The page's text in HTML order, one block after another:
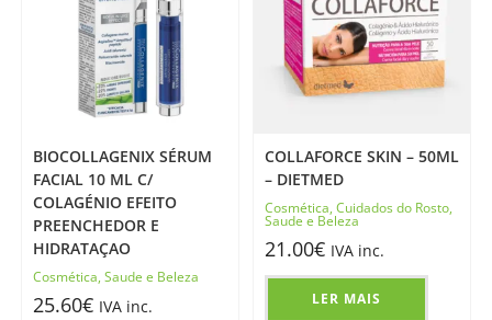
BIOCOLLAGENIX SÉRUM
FACIAL 10 ML C/
COLAGÉNIO EFEITO
PREENCHEDOR E
HIDRATAÇAO
Cosmética, Saude e Beleza
25.60€ IVA inc.
COLLAFORCE SKIN – 50ML
– DIETMED
Cosmética,Cuidados do Rosto,
Saude e Beleza
21.00€ IVA inc.
LER MAIS